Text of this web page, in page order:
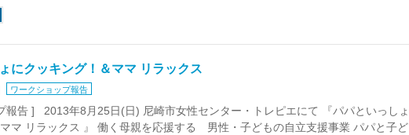
にクッキング！＆ママ リラックス
ワークショップ報告
報告 ] 2013年8月25日(日) 尼崎市女性センター・トレピエにて 『パパといっし
マ リラックス 』 働く母親を応援する 男性・子どもの自立支援事業 パパと子ど